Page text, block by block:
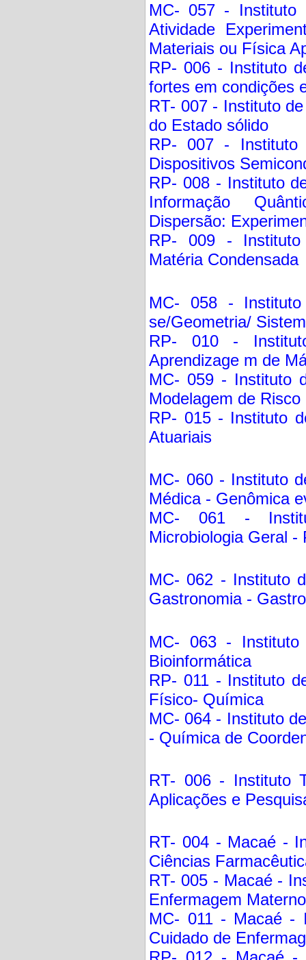
MC- 057 - Instituto
Atividade
Materiais ou Física
RP- 006 - Instituto
fortes em condições
RT- 007 - Instituto
do Estado sólido
RP- 007 -
Dispositivos
RP- 008 - Instituto
Informação
Dispersão:
RP- 009 -
Matéria Condensada
MC- 058 -
se/Geometria/
RP- 010 -
Aprendizage m de
MC- 059 - Instituto
Modelagem de
RP- 015 - Instituto
Atuariais
MC- 060 - Instituto
Médica - Genômica
MC- 061 -
Microbiologia Geral -
MC- 062 - Instituto
Gastronomia -
MC- 063 -
Bioinformática
RP- 011 - Instituto
Físico- Química
MC- 064 - Instituto
- Química de
RT- 006 - Instituto
Aplicações e
RT- 004 - Macaé -
Ciências
RT- 005 - Macaé -
Enfermagem
MC- 011 - Macaé -
Cuidado de